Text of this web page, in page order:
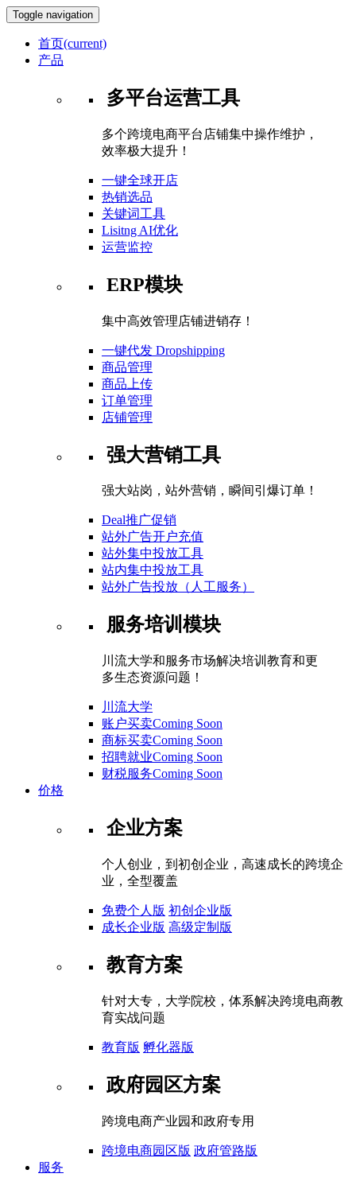
Toggle navigation
首页(current)
产品
多平台运营工具
多个跨境电商平台店铺集中操作维护，
效率极大提升！
一键全球开店
热销选品
关键词工具
Lisitng AI优化
运营监控
ERP模块
集中高效管理店铺进销存！
一键代发 Dropshipping
商品管理
商品上传
订单管理
店铺管理
强大营销工具
强大站岗，站外营销，瞬间引爆订单！
Deal推广促销
站外广告开户充值
站外集中投放工具
站内集中投放工具
站外广告投放（人工服务）
服务培训模块
川流大学和服务市场解决培训教育和更
多生态资源问题！
川流大学
账户买卖Coming Soon
商标买卖Coming Soon
招聘就业Coming Soon
财税服务Coming Soon
价格
企业方案
个人创业，到初创企业，高速成长的跨境企
业，全型覆盖
免费个人版 初创企业版
成长企业版 高级定制版
教育方案
针对大专，大学院校，体系解决跨境电商教
育实战问题
教育版 孵化器版
政府园区方案
跨境电商产业园和政府专用
跨境电商园区版 政府管路版
服务